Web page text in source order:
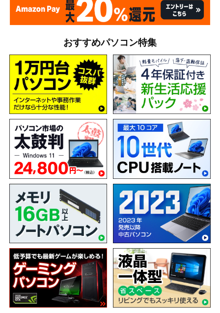
おすすめパソコン特集